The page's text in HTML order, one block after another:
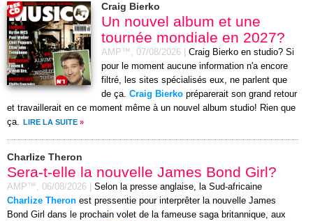
Craig Bierko
Un nouvel album et une
tournée mondiale en 2027?
AMP™, 07/08/2026
Craig Bierko en studio? Si
pour le moment aucune information n'a encore
filtré, les sites spécialisés eux, ne parlent que
de ça. Craig Bierko préparerait son grand retour
et travaillerait en ce moment même à un nouvel album studio! Rien que
ça.
LIRE LA SUITE »
Charlize Theron
Sera-t-elle la nouvelle James Bond Girl?
AMP™, 06/08/2026
Selon la presse anglaise, la Sud-africaine
Charlize Theron est pressentie pour interprêter la nouvelle James
Bond Girl dans le prochain volet de la fameuse saga britannique, aux